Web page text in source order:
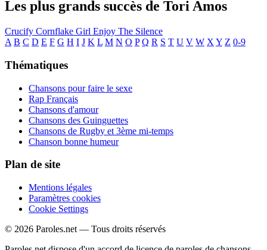
Les plus grands succès de Tori Amos
Crucify Cornflake Girl Enjoy The Silence
A B C D E F G H I J K L M N O P Q R S T U V W X Y Z 0-9
Thématiques
Chansons pour faire le sexe
Rap Français
Chansons d'amour
Chansons des Guinguettes
Chansons de Rugby et 3ème mi-temps
Chanson bonne humeur
Plan de site
Mentions légales
Paramètres cookies
Cookie Settings
© 2026 Paroles.net — Tous droits réservés